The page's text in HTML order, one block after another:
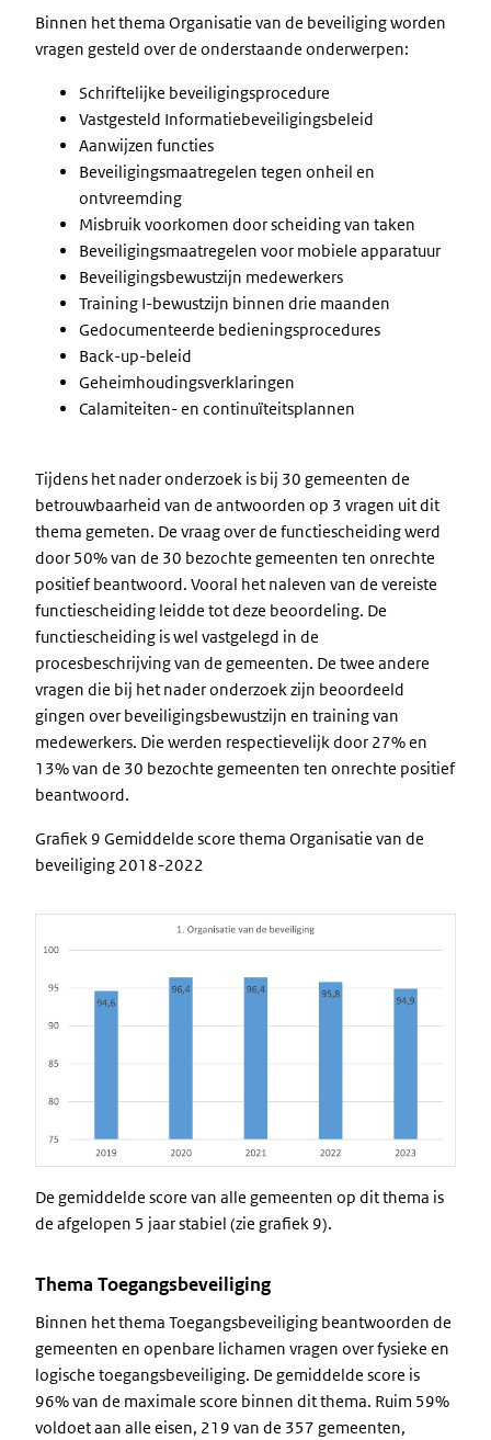
Binnen het thema Organisatie van de beveiliging worden
vragen gesteld over de onderstaande onderwerpen:
Schriftelijke beveiligingsprocedure
Vastgesteld Informatiebeveiligingsbeleid
Aanwijzen functies
Beveiligingsmaatregelen tegen onheil en
ontvreemding
Misbruik voorkomen door scheiding van taken
Beveiligingsmaatregelen voor mobiele apparatuur
Beveiligingsbewustzijn medewerkers
Training I-bewustzijn binnen drie maanden
Gedocumenteerde bedieningsprocedures
Back-up-beleid
Geheimhoudingsverklaringen
Calamiteiten- en continuïteitsplannen
Tijdens het nader onderzoek is bij 30 gemeenten de
betrouwbaarheid van de antwoorden op 3 vragen uit dit
thema gemeten. De vraag over de functiescheiding werd
door 50% van de 30 bezochte gemeenten ten onrechte
positief beantwoord. Vooral het naleven van de vereiste
functiescheiding leidde tot deze beoordeling. De
functiescheiding is wel vastgelegd in de
procesbeschrijving van de gemeenten. De twee andere
vragen die bij het nader onderzoek zijn beoordeeld
gingen over beveiligingsbewustzijn en training van
medewerkers. Die werden respectievelijk door 27% en
13% van de 30 bezochte gemeenten ten onrechte positief
beantwoord.
Grafiek 9 Gemiddelde score thema Organisatie van de
beveiliging 2018-2022
Image
De gemiddelde score van alle gemeenten op dit thema is
de afgelopen 5 jaar stabiel (zie grafiek 9).
Thema Toegangsbeveiliging
Binnen het thema Toegangsbeveiliging beantwoorden de
gemeenten en openbare lichamen vragen over fysieke en
logische toegangsbeveiliging. De gemiddelde score is
96% van de maximale score binnen dit thema. Ruim 59%
voldoet aan alle eisen, 219 van de 357 gemeenten,